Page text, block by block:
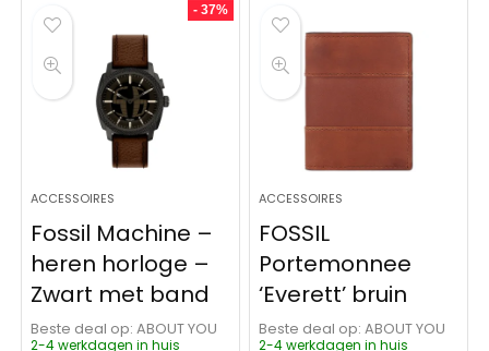
- 37%
ACCESSOIRES
Fossil Machine –
heren horloge –
Zwart met band
Beste deal op:
ABOUT YOU
2-4 werkdagen in huis
ACCESSOIRES
FOSSIL
Portemonnee
‘Everett’ bruin
Beste deal op:
ABOUT YOU
2-4 werkdagen in huis